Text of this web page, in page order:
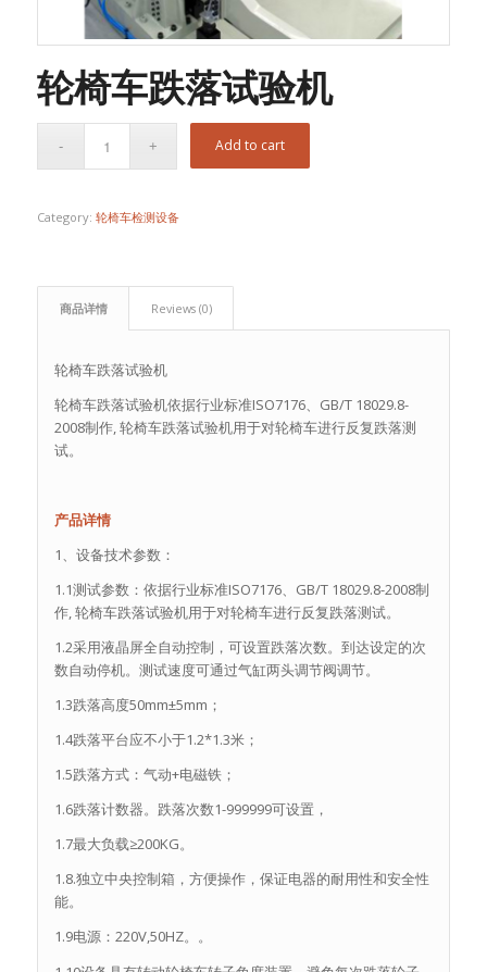
轮椅车跌落试验机
Add to cart
Category: 轮椅车检测设备
商品详情 Reviews (0)
轮椅车跌落试验机
轮椅车跌落试验机依据行业标准ISO7176、GB/T 18029.8-
2008制作, 轮椅车跌落试验机用于对轮椅车进行反复跌落测
试。
产品详情
1、设备技术参数：
1.1测试参数：依据行业标准ISO7176、GB/T 18029.8-2008制
作, 轮椅车跌落试验机用于对轮椅车进行反复跌落测试。
1.2采用液晶屏全自动控制，可设置跌落次数。到达设定的次
数自动停机。测试速度可通过气缸两头调节阀调节。
1.3跌落高度50mm±5mm；
1.4跌落平台应不小于1.2*1.3米；
1.5跌落方式：气动+电磁铁；
1.6跌落计数器。跌落次数1-999999可设置，
1.7最大负载≥200KG。
1.8.独立中央控制箱，方便操作，保证电器的耐用性和安全性
能。
1.9电源：220V,50HZ。。